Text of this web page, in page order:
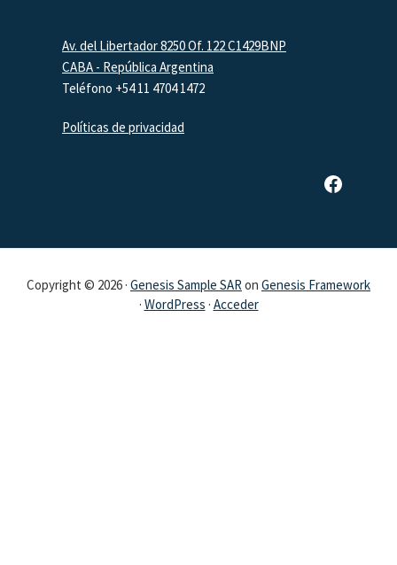
FooterAv. del Libertador 8250 Of. 122 C1429BNP
CABA - República Argentina
Teléfono +54 11 4704 1472
Políticas de privacidad
Página de Facebook de SAR
Copyright © 2026 · Genesis Sample SARon Genesis Framework
· WordPress · Acceder